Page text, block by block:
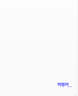
সকল..